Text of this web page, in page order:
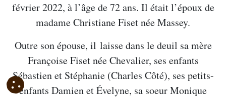
février 2022, à l’âge de 72 ans. Il était l’époux de
madame Christiane Fiset née Massey.
Outre son épouse, il laisse dans le deuil sa mère
Françoise Fiset née Chevalier, ses enfants
Sébastien et Stéphanie (Charles Côté), ses petits-
enfants Damien et Évelyne, sa soeur Monique